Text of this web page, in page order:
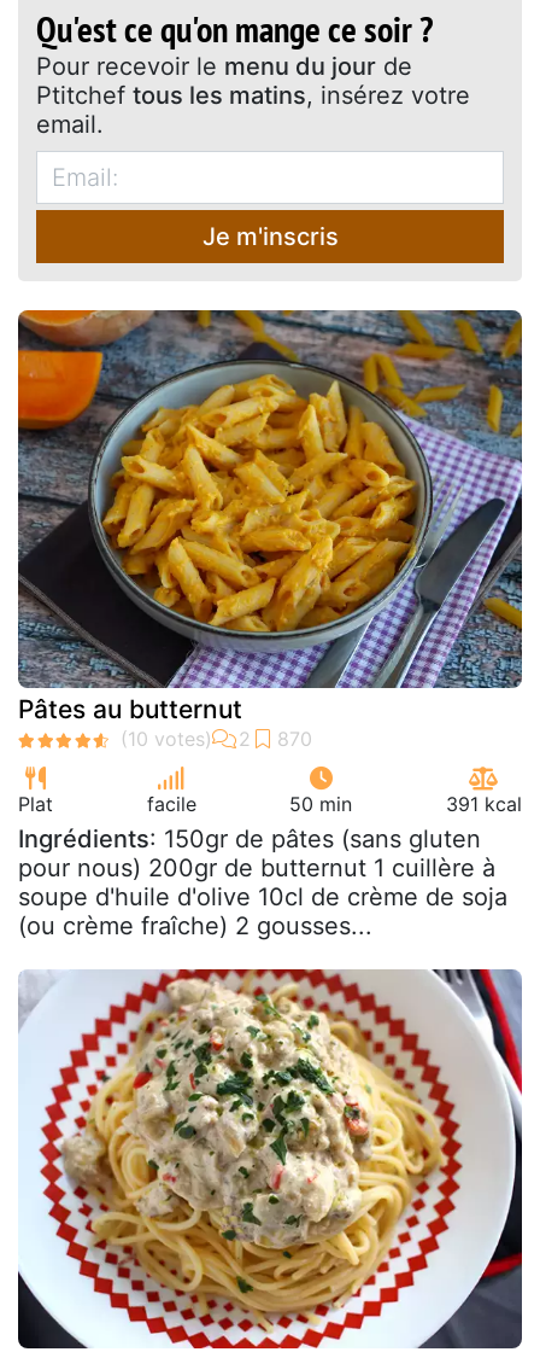
Qu'est ce qu'on mange ce soir ?
Pour recevoir le menu du jour de
Ptitchef tous les matins, insérez votre
email.
Je m'inscris
Pâtes au butternut
Plat facile 50 min 391 kcal
Ingrédients: 150gr de pâtes (sans gluten
pour nous) 200gr de butternut 1 cuillère à
soupe d'huile d'olive 10cl de crème de soja
(ou crème fraîche) 2 gousses...